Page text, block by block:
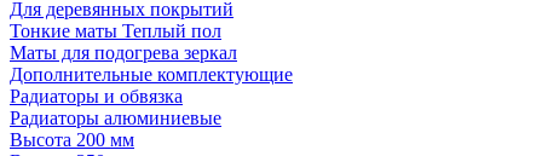
Для деревянных покрытий
Тонкие маты Теплый пол
Маты для подогрева зеркал
Дополнительные комплектующие
Радиаторы и обвязка
Радиаторы алюминиевые
Высота 200 мм